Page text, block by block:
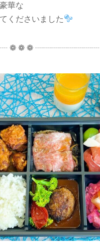
華な
くださいました
❁ ❁ ❁ ┈┈┈┈┈┈┈┈